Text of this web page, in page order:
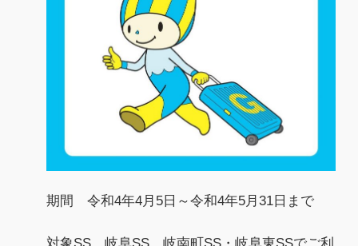
期間 令和4年4月5日～令和4年5月31日まで